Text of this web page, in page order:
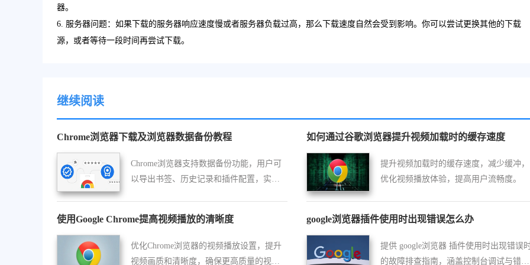
器。
6. 服务器问题：如果下载的服务器响应速度慢或者服务器负载过高，那么下载速度自然会受到影响。你可以尝试更换其他的下载
源，或者等待一段时间再尝试下载。
继续阅读
Chrome浏览器下载及浏览器数据备份教程
Chrome浏览器支持数据备份功能，用户可
以导出书签、历史记录和插件配置，实现
如何通过谷歌浏览器提升视频加载时的缓存速度
提升视频加载时的缓存速度，减少缓冲，
优化视频播放体验，提高用户流畅度。
使用Google Chrome提高视频播放的清晰度
优化Chrome浏览器的视频播放设置，提升
视频画质和清晰度，确保更高质量的视频
google浏览器插件使用时出现错误怎么办
提供 google浏览器 插件使用时出现错误
的故障排查指南，涵盖控制台调试与错误